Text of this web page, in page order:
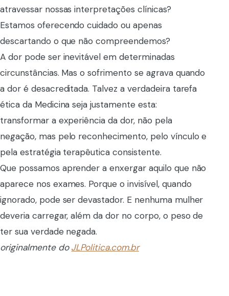
atravessar nossas interpretações clínicas?
Estamos oferecendo cuidado ou apenas
descartando o que não compreendemos?
A dor pode ser inevitável em determinadas
circunstâncias. Mas o sofrimento se agrava quando
a dor é desacreditada. Talvez a verdadeira tarefa
ética da Medicina seja justamente esta:
transformar a experiência da dor, não pela
negação, mas pelo reconhecimento, pelo vínculo e
pela estratégia terapêutica consistente.
Que possamos aprender a enxergar aquilo que não
aparece nos exames. Porque o invisível, quando
ignorado, pode ser devastador. E nenhuma mulher
deveria carregar, além da dor no corpo, o peso de
ter sua verdade negada.
originalmente doJLPolitica.com.br